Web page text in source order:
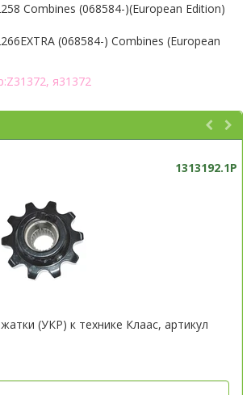
Combines (068584-)(European Edition)
(068584-) Combines (European
я31372
1313192.1P
(УКР) к технике Клаас, артикул